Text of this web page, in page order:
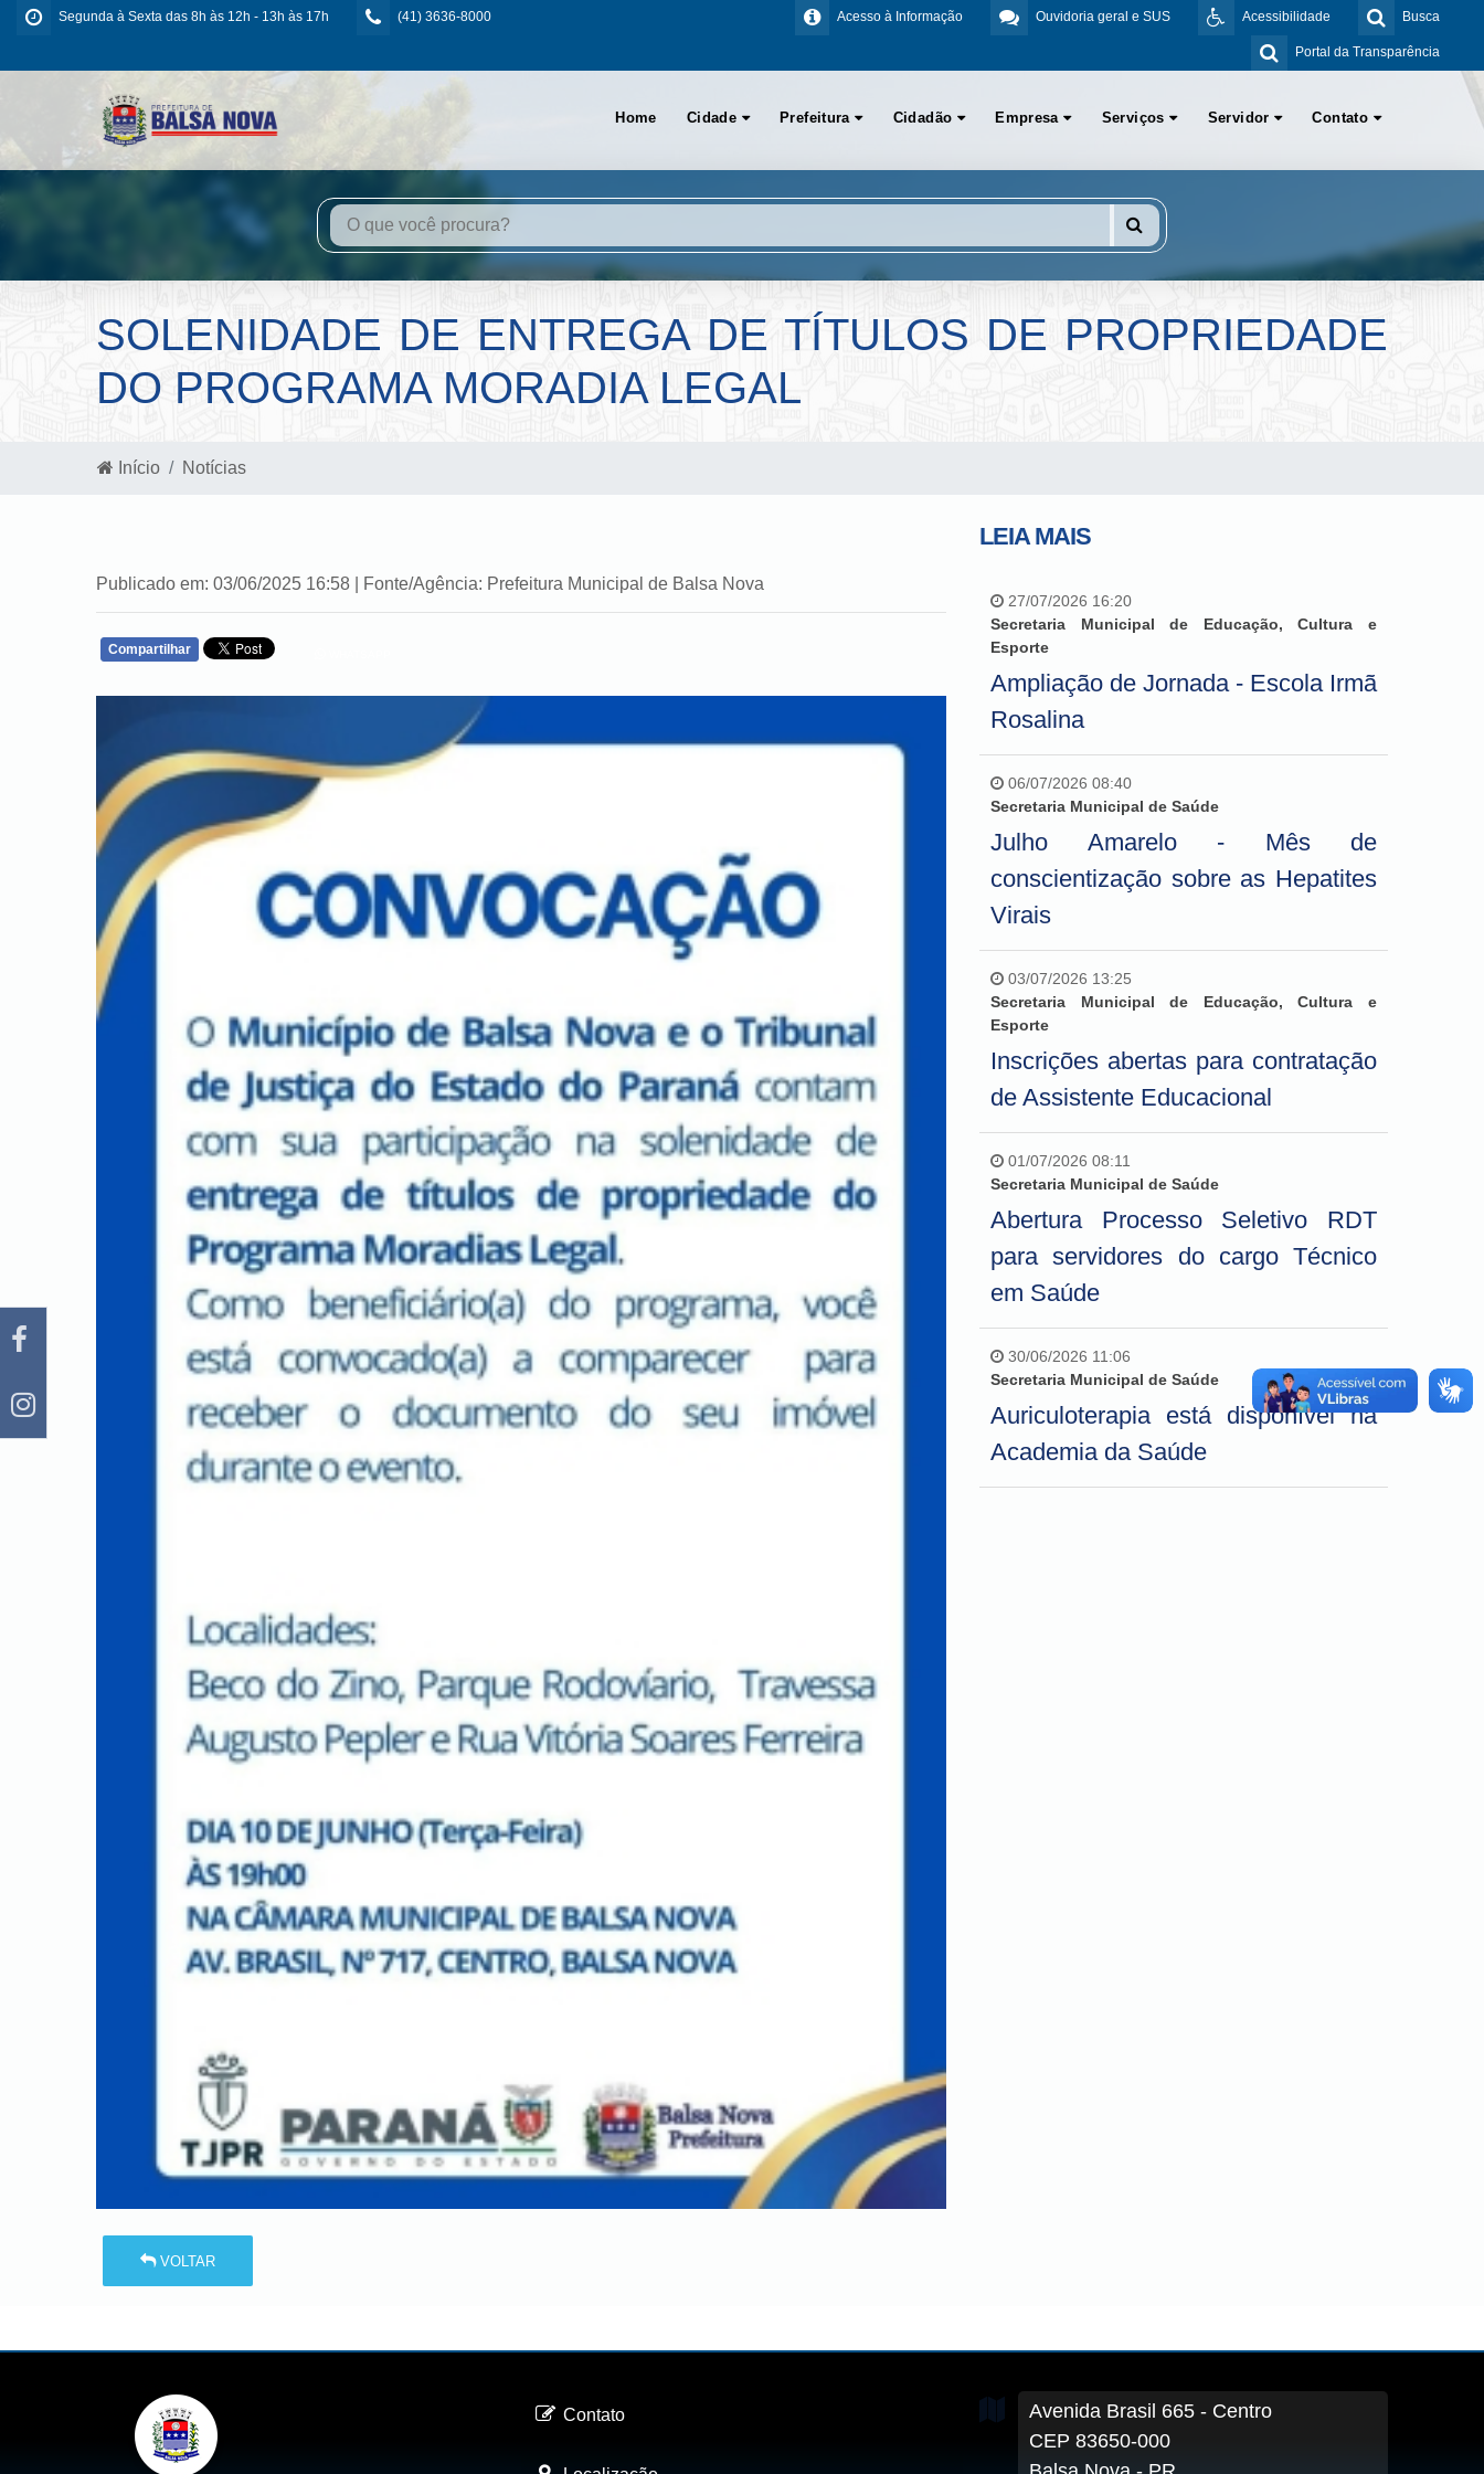
Segunda à Sexta das 8h às 12h - 13h às 17h (41) 3636-8000 Busca
Acessibilidade
Ouvidoria geral e SUS
Acesso à Informação
Portal da Transparência
Home Cidade Prefeitura Cidadão Empresa Serviços Servidor Contato
SOLENIDADE DE ENTREGA DE TÍTULOS DE PROPRIEDADE
DO PROGRAMA MORADIA LEGAL
Início Notícias
Publicado em: 03/06/2025 16:58 | Fonte/Agência: Prefeitura Municipal de Balsa Nova
Compartilhar
VOLTAR
LEIA MAIS
27/07/2026 16:20
Secretaria Municipal de Educação, Cultura e
Esporte
Ampliação de Jornada - Escola Irmã
Rosalina
06/07/2026 08:40
Secretaria Municipal de Saúde
Julho Amarelo - Mês de
conscientização sobre as Hepatites
Virais
03/07/2026 13:25
Secretaria Municipal de Educação, Cultura e
Esporte
Inscrições abertas para contratação
de Assistente Educacional
01/07/2026 08:11
Secretaria Municipal de Saúde
Abertura Processo Seletivo RDT
para servidores do cargo Técnico
em Saúde
30/06/2026 11:06
Secretaria Municipal de Saúde
Auriculoterapia está disponível na
Academia da Saúde
Contato Avenida Brasil 665 - Centro
CEP 83650-000